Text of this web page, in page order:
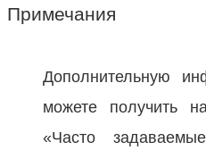
Примечания
Дополнительную
можете получить
«Часто